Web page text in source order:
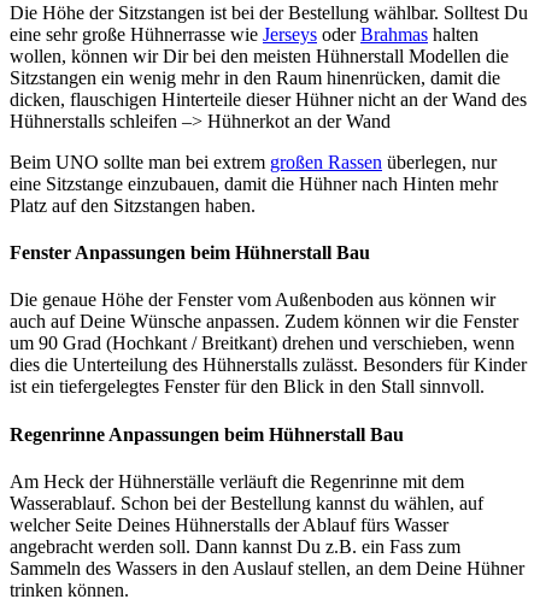
Die Höhe der Sitzstangen ist bei der Bestellung wählbar. Solltest Du
eine sehr große Hühnerrasse wie Jerseys oderBrahmas halten
wollen, können wir Dir bei den meisten Hühnerstall Modellen die
Sitzstangen ein wenig mehr in den Raum hinenrücken, damit die
dicken, flauschigen Hinterteile dieser Hühner nicht an der Wand des
Hühnerstalls schleifen –> Hühnerkot an der Wand
Beim UNO sollte man bei extrem großen Rassen überlegen, nur
eine Sitzstange einzubauen, damit die Hühner nach Hinten mehr
Platz auf den Sitzstangen haben.
Fenster Anpassungen beim Hühnerstall Bau
Die genaue Höhe der Fenster vom Außenboden aus können wir
auch auf Deine Wünsche anpassen. Zudem können wir die Fenster
um 90 Grad (Hochkant / Breitkant) drehen und verschieben, wenn
dies die Unterteilung des Hühnerstalls zulässt. Besonders für Kinder
ist ein tiefergelegtes Fenster für den Blick in den Stall sinnvoll.
Regenrinne Anpassungen beim Hühnerstall Bau
Am Heck der Hühnerställe verläuft die Regenrinne mit dem
Wasserablauf. Schon bei der Bestellung kannst du wählen, auf
welcher Seite Deines Hühnerstalls der Ablauf fürs Wasser
angebracht werden soll. Dann kannst Du z.B. ein Fass zum
Sammeln des Wassers in den Auslauf stellen, an dem Deine Hühner
trinken können.